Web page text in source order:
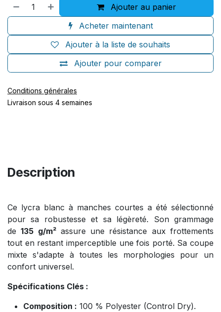
Ajouter au panier
Acheter maintenant
Ajouter pour comparer
Ajouter à la liste de souhaits
Conditions générales
Livraison sous 4 semaines
Description
Ce lycra blanc à manches courtes a été sélectionné
pour sa robustesse et sa légèreté. Son grammage
de135 g/m²assure une résistance aux frottements
tout en restant imperceptible une fois porté. Sa coupe
mixte s'adapte à toutes les morphologies pour un
confort universel.
Spécifications Clés :
Composition : 100 % Polyester (Control Dry).